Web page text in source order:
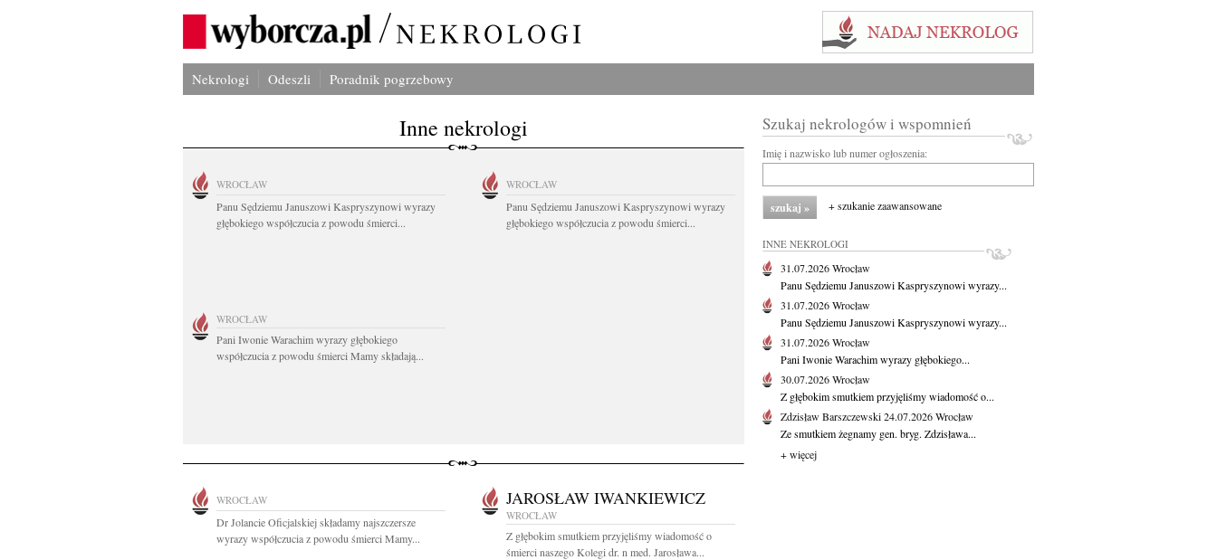
Nekrologi Odeszli Poradnik pogrzebowy
Inne nekrologi
WROCŁAW
Panu Sędziemu Januszowi Kaspryszynowi wyrazy
głębokiego współczucia z powodu śmierci...
WROCŁAW
Panu Sędziemu Januszowi Kaspryszynowi wyrazy
głębokiego współczucia z powodu śmierci...
WROCŁAW
Pani Iwonie Warachim wyrazy głębokiego
współczucia z powodu śmierci Mamy składają...
WROCŁAW
Dr Jolancie Oficjalskiej składamy najszczersze
wyrazy współczucia z powodu śmierci Mamy...
JAROSŁAW IWANKIEWICZ
WROCŁAW
Z głębokim smutkiem przyjęliśmy wiadomość o
śmierci naszego Kolegi dr. n med. Jarosława...
Szukaj nekrologów i wspomnień
Imię i nazwisko lub numer ogłoszenia:
+ szukanie zaawansowane
INNE NEKROLOGI
31.07.2026Wrocław
Panu Sędziemu Januszowi Kaspryszynowi wyrazy...
31.07.2026Wrocław
Panu Sędziemu Januszowi Kaspryszynowi wyrazy...
31.07.2026Wrocław
Pani Iwonie Warachim wyrazy głębokiego...
30.07.2026Wrocław
Z głębokim smutkiem przyjęliśmy wiadomość o...
Zdzisław Barszczewski24.07.2026Wrocław
Ze smutkiem żegnamy gen. bryg. Zdzisława...
+ więcej